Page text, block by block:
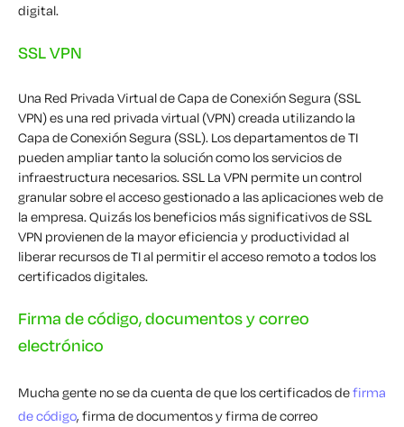
digital.
SSL VPN
Una Red Privada Virtual de Capa de Conexión Segura (SSL
VPN) es una red privada virtual (VPN) creada utilizando la
Capa de Conexión Segura (SSL). Los departamentos de TI
pueden ampliar tanto la solución como los servicios de
infraestructura necesarios. SSL La VPN permite un control
granular sobre el acceso gestionado a las aplicaciones web de
la empresa. Quizás los beneficios más significativos de SSL
VPN provienen de la mayor eficiencia y productividad al
liberar recursos de TI al permitir el acceso remoto a todos los
certificados digitales.
Firma de código, documentos y correo
electrónico
Mucha gente no se da cuenta de que los certificados defirma
de código, firma de documentos y firma de correo